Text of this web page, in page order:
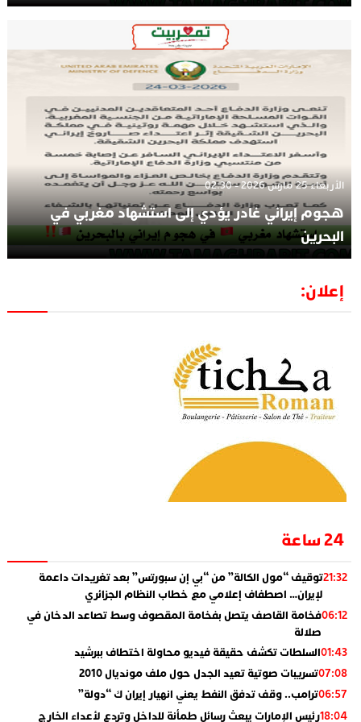
الأربعاء 25 مارس 2026 - 02:30
هجوم إيراني غادر يؤدي إلى استشهاد مغربي في
البحرين
إعلان:
24 ساعة
21:32توقيف “مول الكالة” من “بي إن سبورتس” بعد تغريدات داعمة
لإيران… اصطفاف إعلامي مع خطاب النظام الجزائري
06:12فخامة القاصف يتصل بفخامة المقصوف وسط تصاعد الدخان في
صلالة
01:43السلطات تكشف حقيقة فيديو محاولة اختطاف ببرشيد
07:08تسريبات صوتية تعيد الجدل حول ملف مونديال 2010
06:57ترامب.. وقف تدفق النفط يعني انهيار إيران ك “دولة”
18:04رئيس الإمارات يبعث رسائل طمأنة للداخل وتردع لأعداء الخارج